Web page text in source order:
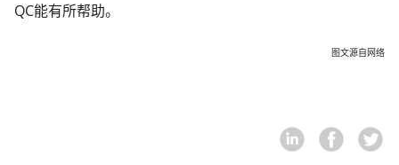
QC能有所帮助。
图文源自网络